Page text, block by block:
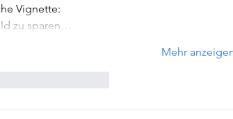
Vignette:
zu sparen…
Mehr